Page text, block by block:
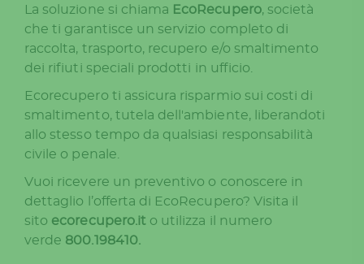
La soluzione si chiama EcoRecupero, società
che ti garantisce un servizio completo di
raccolta, trasporto, recupero e/o smaltimento
dei rifiuti speciali prodotti in ufficio.
Ecorecupero ti assicura risparmio sui costi di
smaltimento, tutela dell'ambiente, liberandoti
allo stesso tempo da qualsiasi responsabilità
civile o penale.
Vuoi ricevere un preventivo o conoscere in
dettaglio l’offerta di EcoRecupero? Visita il
sito ecorecupero.it o utilizza il numero
verde 800.198410.